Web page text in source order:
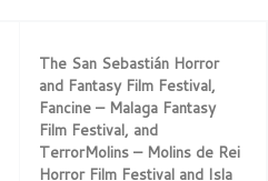
The San Sebastián Horror
and Fantasy Film Festival,
Fancine – Malaga Fantasy
Film Festival, and
TerrorMolins – Molins de Rei
Horror Film Festival and Isla